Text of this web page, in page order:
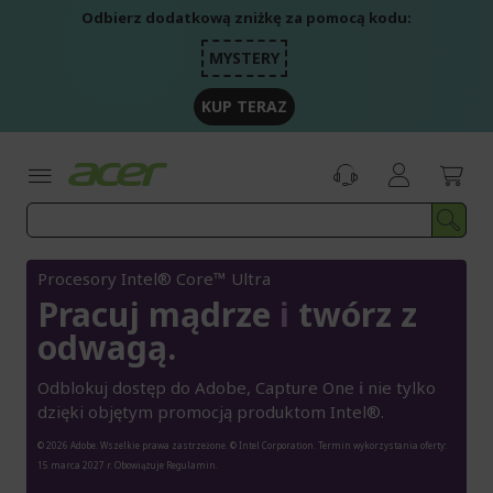
Odbierz dodatkową zniżkę za pomocą kodu:
MYSTERY
KUP TERAZ
Procesory Intel® Core™ Ultra
Pracuj mądrze i twórz z
odwagą.
Odblokuj dostęp do Adobe, Capture One i nie tylko
dzięki objętym promocją produktom Intel®.
© 2026 Adobe. Wszelkie prawa zastrzeżone. © Intel Corporation. Termin wykorzystania oferty:
15 marca 2027 r. Obowiązuje Regulamin.